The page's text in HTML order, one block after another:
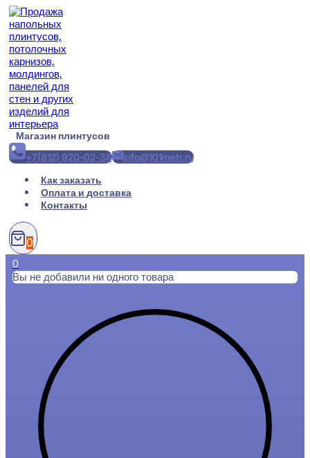
Перейти
содержимому
Магазин плинтусов
+7(812) 920-02-38
info@101metr.ru
Как заказать
Оплата и доставка
Контакты
0
0
Вы не добавили ни одного товара